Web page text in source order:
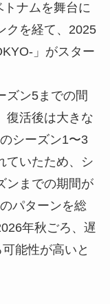
トナムを舞台に
クを経て、2025
」がスター
ズン5までの間
復活後は大きな
シーズン1〜3
ていたため、シ
ンまでの期間が
パターンを総
年秋ごろ、遅
能性が高いと